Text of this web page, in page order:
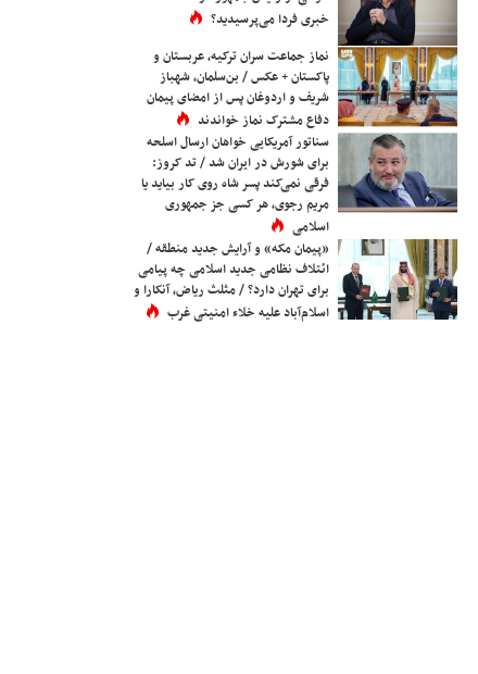
خبری فردا می‌پرسیدید؟
نماز جماعت سران ترکیه، عربستان و
پاکستان + عکس / بن‌سلمان، شهباز
شریف و اردوغان پس از امضای پیمان
دفاع مشترک نماز خواندند
سناتور آمریکایی خواهان ارسال اسلحه
برای شورش در ایران شد / تد کروز:
فرقی نمی‌کند پسر شاه روی کار بیاید یا
مریم رجوی، هر کسی جز جمهوری
اسلامی
«پیمان مکه» و آرایش جدید منطقه /
ائتلاف نظامی جدید اسلامی چه پیامی
برای تهران دارد؟ / مثلث ریاض، آنکارا و
اسلام‌آباد علیه خلاء امنیتی غرب